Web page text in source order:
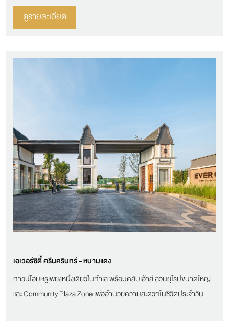
ดูรายละเอียด
เอเวอร์ซิตี้ ศรีนครินทร์ - หนามแดง
ทาวน์โฮมหรูเพียงหนึ่งเดียวในทำเล พร้อมคลับเฮ้าส์ สวนยุโรปขนาดใหญ่
และ Community Plaza Zone เพื่ออำนวยความสะดวกในชีวิตประจำวัน